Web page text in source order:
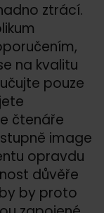
ztrácí.
na kvalitu
pouze
čtenáře
image
opravdu
důvěře
by proto